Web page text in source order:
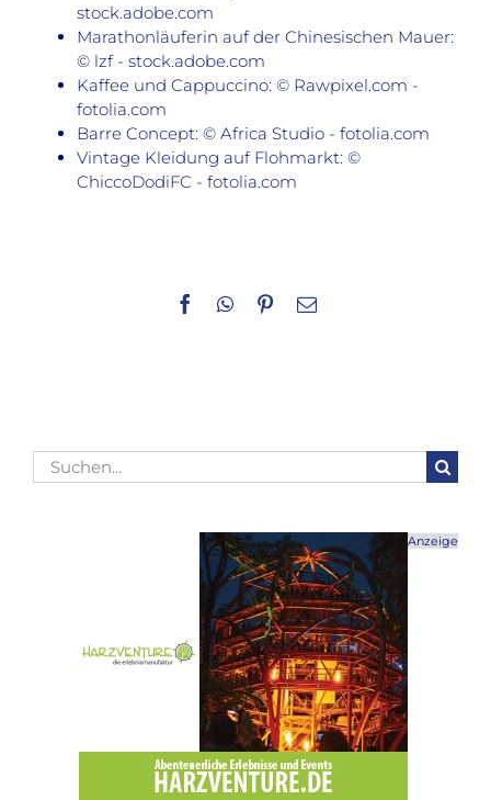
stock.adobe.com
Marathonläuferin auf der Chinesischen Mauer:
© lzf - stock.adobe.com
Kaffee und Cappuccino: © Rawpixel.com -
fotolia.com
Barre Concept: © Africa Studio - fotolia.com
Vintage Kleidung auf Flohmarkt: ©
ChiccoDodiFC - fotolia.com
Facebook
WhatsApp
Pinterest
E-
Suche
nach:
Anzeige